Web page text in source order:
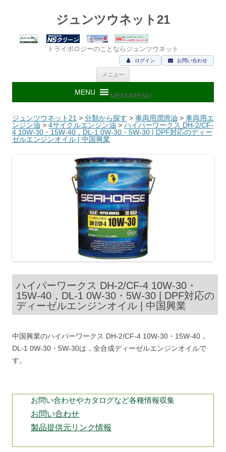
ジュンツウネット21
トライボロジーのことならジュンツウネット
お問い合わせ
ログイン
メニュー
ン
ツ
ス
キ
ッ
プ
MENUMENU
ジュンツウネット21 > 分類から探す > 車両用潤滑油 > 車両用エ
ンジン油 > 4サイクルエンジン油 > ハイパーワークス DH-2/CF-
4 10W-30・15W-40，DL-1 0W-30・5W-30 | DPF対応のディー
ゼルエンジンオイル | 中国興業
ハイパーワークス DH-2/CF-4 10W-30・
15W-40，DL-1 0W-30・5W-30 | DPF対応の
ディーゼルエンジンオイル | 中国興業
中国興業のハイパーワークス DH-2/CF-4 10W-30・15W-40，
DL-1 0W-30・5W-30は，全合成ディーゼルエンジンオイルで
す。
お問い合わせやカタログなど各種情報収集
お問い合わせ
製品提供元リンク情報